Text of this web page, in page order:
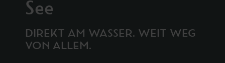
See
DIREKT AM WASSER. WEIT WEG
VON ALLEM.